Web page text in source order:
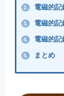
2. 電磁的記
3. 電磁的記
4. 電磁的
5. まとめ